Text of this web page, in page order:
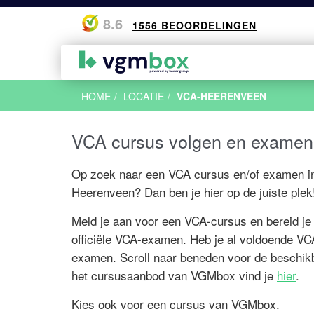
8.6 1556 BEOORDELINGEN
VCA
VCA
VCA
VCA
VCA
VCA
VCA
VCA
VCA
Check
VCA
VCA
VCA
HOME LOCATIE VCA-HEERENVEEN
VCA cursus volgen en
Op zoek naar een VCA cursus en/of examen
Heerenveen? Dan ben je hier op de juiste plek!
Meld je aan voor een VCA-cursus en bereid
officiële VCA-examen. Heb je al voldoende
examen. Scroll naar beneden voor de
het cursusaanbod van VGMbox vind je hier.
Kies ook voor een cursus van VGMbox.